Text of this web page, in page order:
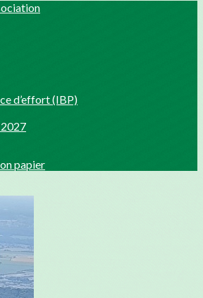
d’effort (IBP)
papier